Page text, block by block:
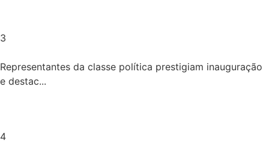
3
Representantes da classe política prestigiam inauguração
e destac...
4